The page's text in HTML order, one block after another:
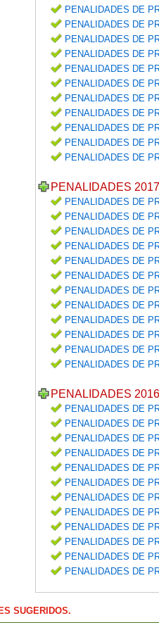
PENALIDADES DE
PENALIDADES DE
PENALIDADES DE
PENALIDADES DE
PENALIDADES DE
PENALIDADES DE
PENALIDADES DE
PENALIDADES DE
PENALIDADES DE
PENALIDADES DE
PENALIDADES DE
PENALIDADES 2017
PENALIDADES DE
PENALIDADES DE
PENALIDADES DE
PENALIDADES DE
PENALIDADES DE
PENALIDADES DE
PENALIDADES DE
PENALIDADES DE
PENALIDADES DE
PENALIDADES DE
PENALIDADES DE
PENALIDADES DE
PENALIDADES 2016
PENALIDADES DE
PENALIDADES DE
PENALIDADES DE
PENALIDADES DE
PENALIDADES DE
PENALIDADES DE
PENALIDADES DE
PENALIDADES DE
PENALIDADES DE
PENALIDADES DE
PENALIDADES DE
PENALIDADES DE
SUGERIDOS.